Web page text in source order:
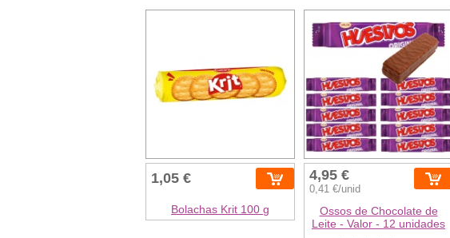
1,05 €
Bolachas Krit 100 g
4,95 €
0,41 €/unid
Ossos de Chocolate de
Leite - Valor - 12 unidades